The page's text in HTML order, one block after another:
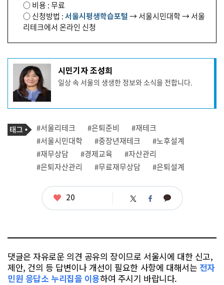
○ 비용 : 무료
○ 신청방법 :서울시평생학습포털→ 서울시민대학 → 서울
리테크에서 온라인 신청
기
사
작
성
자
프
필
시민기자 조성희
일상 속 서울의 생생한 정보와 소식을 전합니다.
기
사
관
련
태
그
태
그
#서울리테크 #은퇴준비
#재테크
#서울시민대학
#중장년재테크
#노후설계
#재무상담
#경제교육
#자산관리
#은퇴자산관리
#무료재무상담 #은퇴설계
좋
20 트 페 카
댓글은 자유로운 의견 공유의 장이므로 서울시에 대한 신고,
제안, 건의 등 답변이나 개선이 필요한 사항에 대해서는 전자
민원 응답소 누리집을 이용하여 주시기 바랍니다.